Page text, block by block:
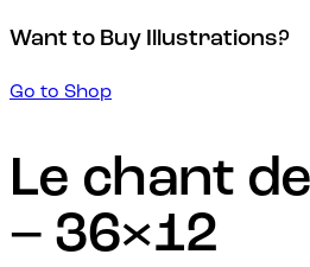
Want to Buy Illustrations?
Go to Shop
Le chant
– 36×12